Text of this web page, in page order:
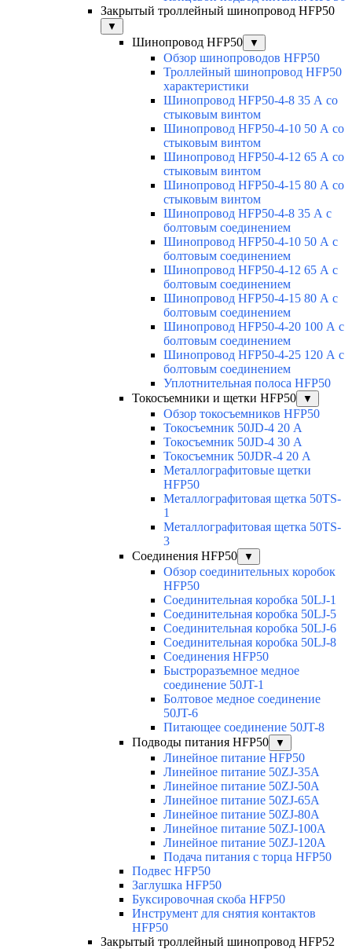
Закрытый троллейный шинопровод HFP50
▼
Шинопровод HFP50 ▼
Обзор шинопроводов HFP50
Троллейный шинопровод HFP50
характеристики
Шинопровод HFP50-4-8 35 А со
стыковым винтом
Шинопровод HFP50-4-10 50 А со
стыковым винтом
Шинопровод HFP50-4-12 65 А со
стыковым винтом
Шинопровод HFP50-4-15 80 А со
стыковым винтом
Шинопровод HFP50-4-8 35 А с
болтовым соединением
Шинопровод HFP50-4-10 50 А с
болтовым соединением
Шинопровод HFP50-4-12 65 А с
болтовым соединением
Шинопровод HFP50-4-15 80 А с
болтовым соединением
Шинопровод HFP50-4-20 100 А с
болтовым соединением
Шинопровод HFP50-4-25 120 А с
болтовым соединением
Уплотнительная полоса HFP50
Токосъемники и щетки HFP50
▼
Обзор токосъемников HFP50
Токосъемник 50JD-4 20 А
Токосъемник 50JD-4 30 А
Токосъемник 50JDR-4 20 А
Металлографитовые щетки
HFP50
Металлографитовая щетка 50TS-
1
Металлографитовая щетка 50TS-
3
Соединения HFP50
▼
Обзор соединительных коробок
HFP50
Соединительная коробка 50LJ-1
Соединительная коробка 50LJ-5
Соединительная коробка 50LJ-6
Соединительная коробка 50LJ-8
Соединения HFP50
Быстроразъемное медное
соединение 50JT-1
Болтовое медное соединение
50JT-6
Питающее соединение 50JT-8
Подводы питания HFP50
▼
Линейное питание HFP50
Линейное питание 50ZJ-35A
Линейное питание 50ZJ-50A
Линейное питание 50ZJ-65A
Линейное питание 50ZJ-80A
Линейное питание 50ZJ-100A
Линейное питание 50ZJ-120A
Подача питания с торца HFP50
Подвес HFP50
Заглушка HFP50
Буксировочная скоба HFP50
Инструмент для снятия контактов
HFP50
Закрытый троллейный шинопровод HFP52